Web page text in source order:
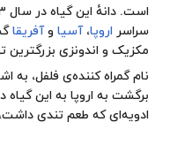
است. دانهٔ این گیاه در سال ۱۴۹۳ به
سراسر اروپا،آسیا وآفریقا
مکزیک و اندونزی بزرگترین
نام گمراه‌ کننده‌ی فلفل،
برگشت به اروپا به این
ادویه‌ای که طعم تندی